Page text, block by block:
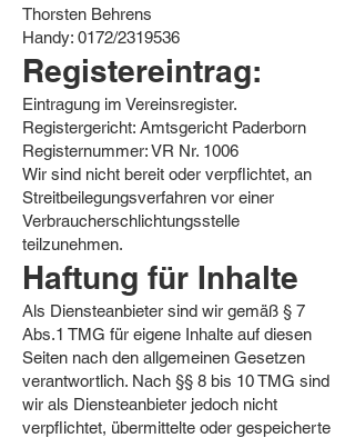
Thorsten Behrens
Handy: 0172/2319536
Registereintrag:
Eintragung im Vereinsregister.
Registergericht: Amtsgericht Paderborn
Registernummer: VR Nr. 1006
Wir sind nicht bereit oder verpflichtet, an
Streitbeilegungsverfahren vor einer
Verbraucherschlichtungsstelle
teilzunehmen.
Haftung für Inhalte
Als Diensteanbieter sind wir gemäß § 7
Abs.1 TMG für eigene Inhalte auf diesen
Seiten nach den allgemeinen Gesetzen
verantwortlich. Nach §§ 8 bis 10 TMG sind
wir als Diensteanbieter jedoch nicht
verpflichtet, übermittelte oder gespeicherte